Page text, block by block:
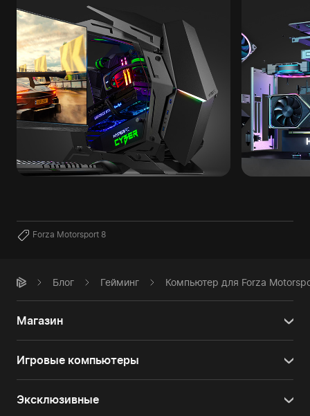
Forza Motorsport 8
Блог Гейминг Компьютер для Forza
Магазин
Игровые компьютеры
Эксклюзивные